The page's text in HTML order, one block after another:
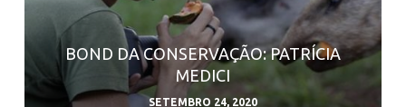
BOND DA CONSERVAÇÃO: PATRÍCIA
MEDICI
SETEMBRO 24, 2020